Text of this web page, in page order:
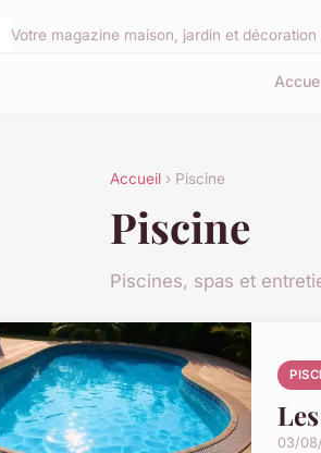
Votre magazine maison, jardin et décoration
Accueil › Piscine
Piscine
Piscines, spas et
03/